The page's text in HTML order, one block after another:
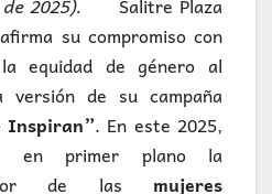
su compromiso con
equidad de género al
versión de su campaña
Inspiran”. En este 2025,
en primer plano la
de las mujeres